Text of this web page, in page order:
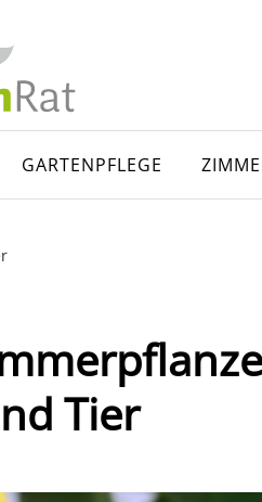
GARTENPFLEGE
Tier